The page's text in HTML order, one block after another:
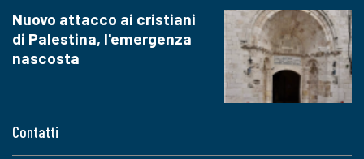
Contatti
Nuovo attacco ai cristiani
di Palestina, l'emergenza
nascosta